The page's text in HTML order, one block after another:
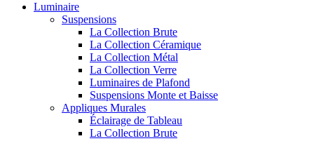
Luminaire
Suspensions
La Collection Brute
La Collection Céramique
La Collection Métal
La Collection Verre
Luminaires de Plafond
Suspensions Monte et Baisse
Appliques Murales
Éclairage de Tableau
La Collection Brute